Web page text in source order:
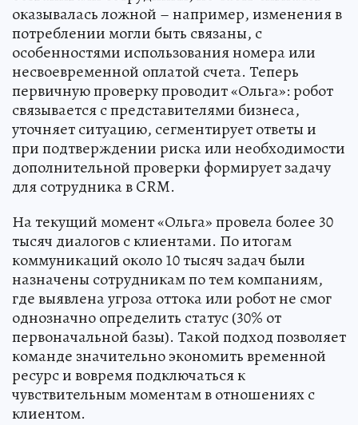
оказывалась ложной – например, изменения в
потреблении могли быть связаны, с
особенностями использования номера или
несвоевременной оплатой счета. Теперь
первичную проверку проводит «Ольга»: робот
связывается с представителями бизнеса,
уточняет ситуацию, сегментирует ответы и
при подтверждении риска или необходимости
дополнительной проверки формирует задачу
для сотрудника в CRM.
На текущий момент «Ольга» провела более 30
тысяч диалогов с клиентами. По итогам
коммуникаций около 10 тысяч задач были
назначены сотрудникам по тем компаниям,
где выявлена угроза оттока или робот не смог
однозначно определить статус (30% от
первоначальной базы). Такой подход позволяет
команде значительно экономить временной
ресурс и вовремя подключаться к
чувствительным моментам в отношениях с
клиентом.